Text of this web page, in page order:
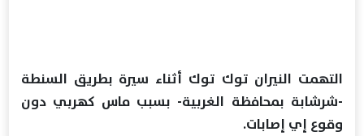
التهمت النيران توك توك أثناء سيرة بطريق السنطة
-شرشابة بمحافظة الغربية- بسبب ماس كهربي دون
وقوع إي إصابات.